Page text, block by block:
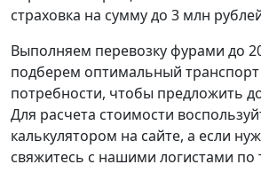
страховка на сумму до 3 млн
Выполняем перевозку фурами до
подберем оптимальный
потребности, чтобы предложить
Для расчета стоимости
калькулятором на сайте, а если
свяжитесь с нашими логистами по